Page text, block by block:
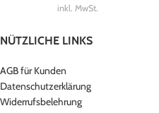
inkl. MwSt.
NÜTZLICHE LINKS
AGB für Kunden
Datenschutzerklärung
Widerrufsbelehrung